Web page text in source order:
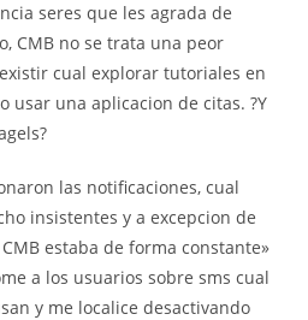
seres que les agrada de
CMB no se trata una peor
cual explorar tutoriales en
usar una aplicacion de citas. ?Y
las notificaciones, cual
insistentes y a excepcion de
CMB estaba de forma constante»
a los usuarios sobre sms cual
y me localice desactivando